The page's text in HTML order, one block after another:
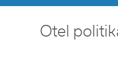
Otel